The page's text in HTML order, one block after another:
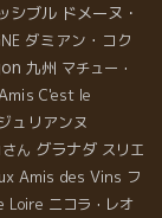
シブル ドメーヌ・
ダミアン・コク
九州 マチュー・
C'est le
ュリアンヌ
ん グラナダ スリエ
Amis des Vins フ
Loire ニコラ・レオ